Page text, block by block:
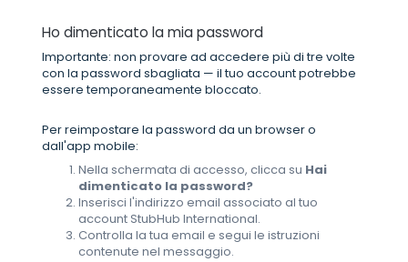
Ho dimenticato la mia password
Importante: non provare ad accedere più di tre volte
con la password sbagliata — il tuo account potrebbe
essere temporaneamente bloccato.
Per reimpostare la password da un browser o
dall'app mobile:
Nella schermata di accesso, clicca su Hai
dimenticato la password?
Inserisci l'indirizzo email associato al tuo
account StubHub International.
Controlla la tua email e segui le istruzioni
contenute nel messaggio.